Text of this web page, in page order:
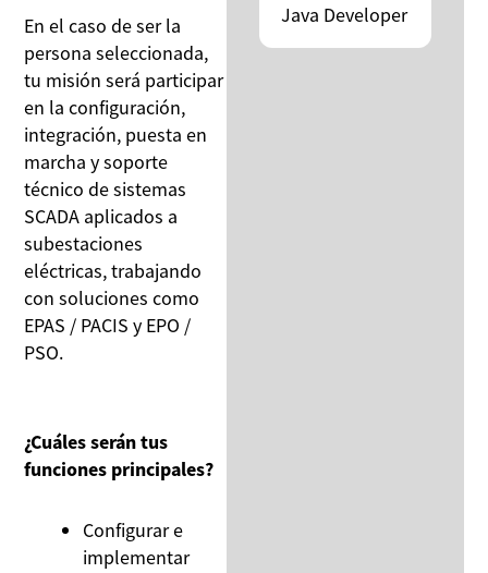
En el caso de ser la
persona seleccionada,
tu misión será participar
en la configuración,
integración, puesta en
marcha y soporte
técnico de sistemas
SCADA aplicados a
subestaciones
eléctricas, trabajando
con soluciones como
EPAS / PACIS y EPO /
PSO.
¿Cuáles serán tus
funciones principales?
Configurar e
implementar
Java Developer